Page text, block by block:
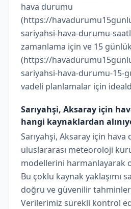
hava durumu
(https://
sariyahsi-hava-durumu-
zamanlama için ve 15
(https://
sariyahsi-hava-durumu-15-
vadeli planlamalar için
Sarıyahşi, Aksaray için
hangi kaynaklardan
Sarıyahşi, Aksaray için
uluslararası meteoroloji
modellerini harmanlayarak
Bu çoklu kaynak yaklaşımı
doğru ve güvenilir tahminler
Verilerimiz sürekli kontrol